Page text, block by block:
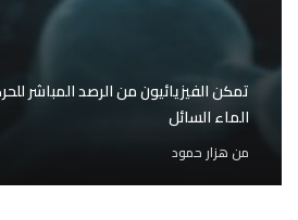
تمكن الفيزيائيون من الرصد المباشر
الماء السائل
من هزار حمود